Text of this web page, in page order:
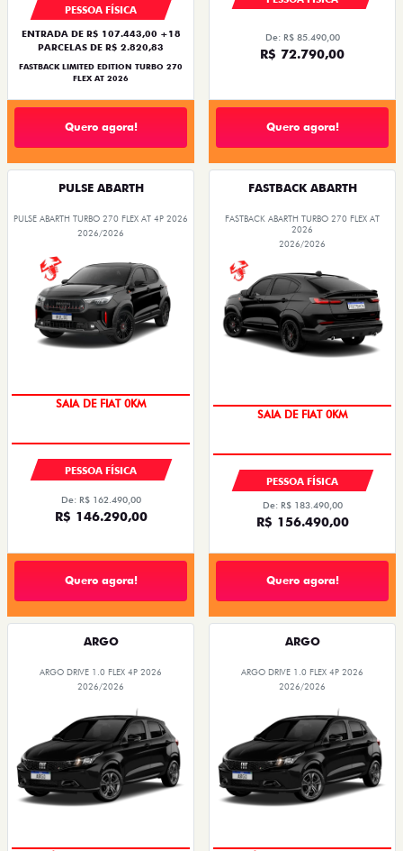
PESSOA FÍSICA
ENTRADA DE R$ 107.443,00 +18
PARCELAS DE R$ 2.820,83
FASTBACK LIMITED EDITION TURBO 270
FLEX AT 2026
Quero agora!
De: R$ 85.490,00
R$ 72.790,00
Quero agora!
PULSE ABARTH
PULSE ABARTH TURBO 270 FLEX AT 4P 2026
2026/2026
SAIA DE FIAT 0KM
PESSOA FÍSICA
De: R$ 162.490,00
R$ 146.290,00
Quero agora!
FASTBACK ABARTH
FASTBACK ABARTH TURBO 270 FLEX AT
2026
2026/2026
SAIA DE FIAT 0KM
PESSOA FÍSICA
De: R$ 183.490,00
R$ 156.490,00
Quero agora!
ARGO
ARGO DRIVE 1.0 FLEX 4P 2026
2026/2026
ARGO
ARGO DRIVE 1.0 FLEX 4P 2026
2026/2026